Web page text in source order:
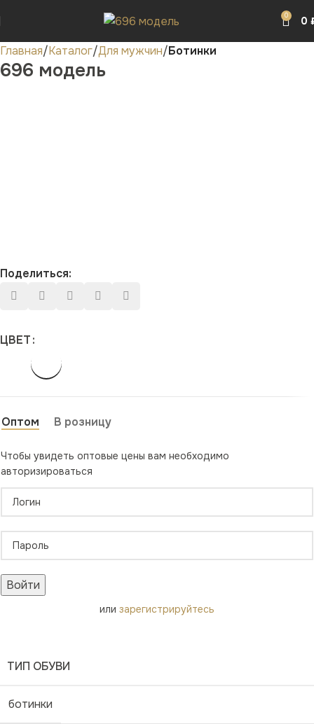
0 0
Главная Каталог Для мужчин Ботинки
696 модель
Поделиться:
ЦВЕТ
Оптом В розницу
Чтобы увидеть оптовые цены вам необходимо
авторизироваться
Войти
или зарегистрируйтесь
ТИП ОБУВИ
ботинки